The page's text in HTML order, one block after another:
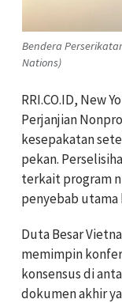
Bendera
Nations)
RRI.CO.ID, New
Perjanjian
kesepakatan
pekan.
terkait program
penyebab
Duta Besar
memimpin
konsensus di
dokumen akhir